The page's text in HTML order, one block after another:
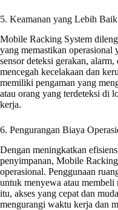
5. Keamanan yang Lebih Baik
Mobile Racking System
yang memastikan
sensor deteksi gerakan,
mencegah kecelakaan dan
memiliki pengaman yang
atau orang yang terdeteksi di
kerja.
6. Pengurangan Biaya
Dengan meningkatkan
penyimpanan, Mobile
operasional. Penggunaan
untuk menyewa atau membeli
itu, akses yang cepat dan
mengurangi waktu kerja dan